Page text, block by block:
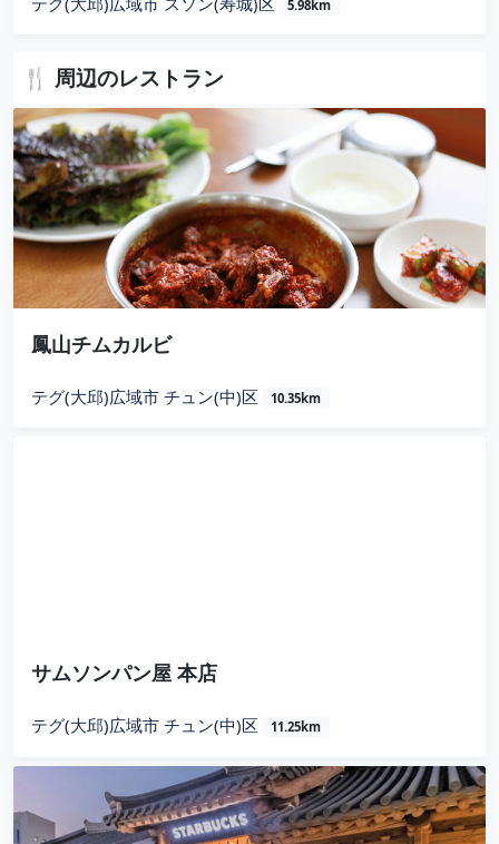
5.98km
🍴 周辺のレストラン
鳳山チムカルビ
テグ(大邱)広域市 チュン(中)区 10.35km
サムソンパン屋 本店
テグ(大邱)広域市 チュン(中)区 11.25km